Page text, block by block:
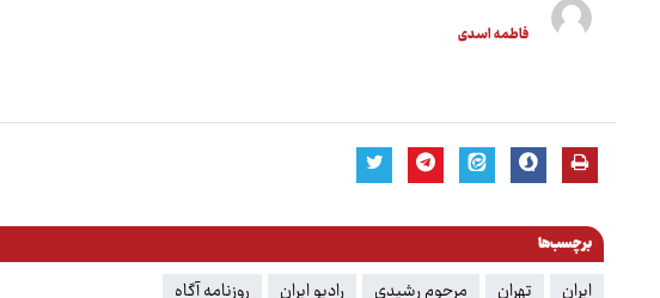
فاطمه اسدی
برچسب‌ها
ایران تهران مرحوم رشیدی رادیو ایران روزنامه آگاه